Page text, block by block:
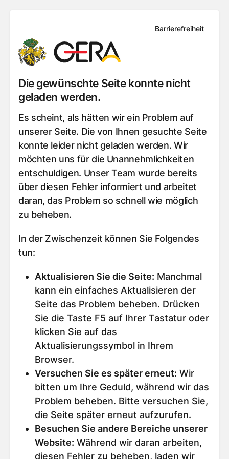
Barrierefreiheit
Die gewünschte Seite konnte nicht
geladen werden.
Es scheint, als hätten wir ein Problem auf
unserer Seite. Die von Ihnen gesuchte Seite
konnte leider nicht geladen werden. Wir
möchten uns für die Unannehmlichkeiten
entschuldigen. Unser Team wurde bereits
über diesen Fehler informiert und arbeitet
daran, das Problem so schnell wie möglich
zu beheben.
In der Zwischenzeit können Sie Folgendes
tun:
Aktualisieren Sie die Seite: Manchmal
kann ein einfaches Aktualisieren der
Seite das Problem beheben. Drücken
Sie die Taste F5 auf Ihrer Tastatur oder
klicken Sie auf das
Aktualisierungssymbol in Ihrem
Browser.
Versuchen Sie es später erneut: Wir
bitten um Ihre Geduld, während wir das
Problem beheben. Bitte versuchen Sie,
die Seite später erneut aufzurufen.
Besuchen Sie andere Bereiche unserer
Website: Während wir daran arbeiten,
diesen Fehler zu beheben, laden wir